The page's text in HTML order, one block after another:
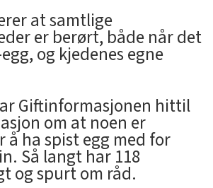
at samtlige
er berørt, både når det
og kjedenes egne
Giftinformasjonen hittil
om at noen er
ha spist egg med for
Så langt har 118
og spurt om råd.